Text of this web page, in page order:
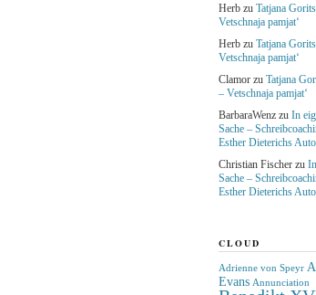
Herbzu Tatjana
Vetschnaja pamjat‘
Herbzu Tatjana
Vetschnaja pamjat‘
Clamorzu Tatjana
– Vetschnaja pamjat‘
BarbaraWenzzu In
Sache –
Esther Dieterichs
Christian Fischerzu
Sache –
Esther Dieterichs
CLOUD
Adrienne von Speyr
Evans Annunciation